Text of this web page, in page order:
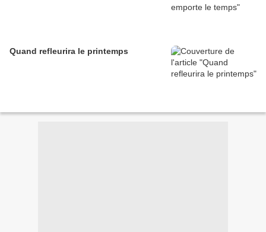
Quand refleurira le printemps